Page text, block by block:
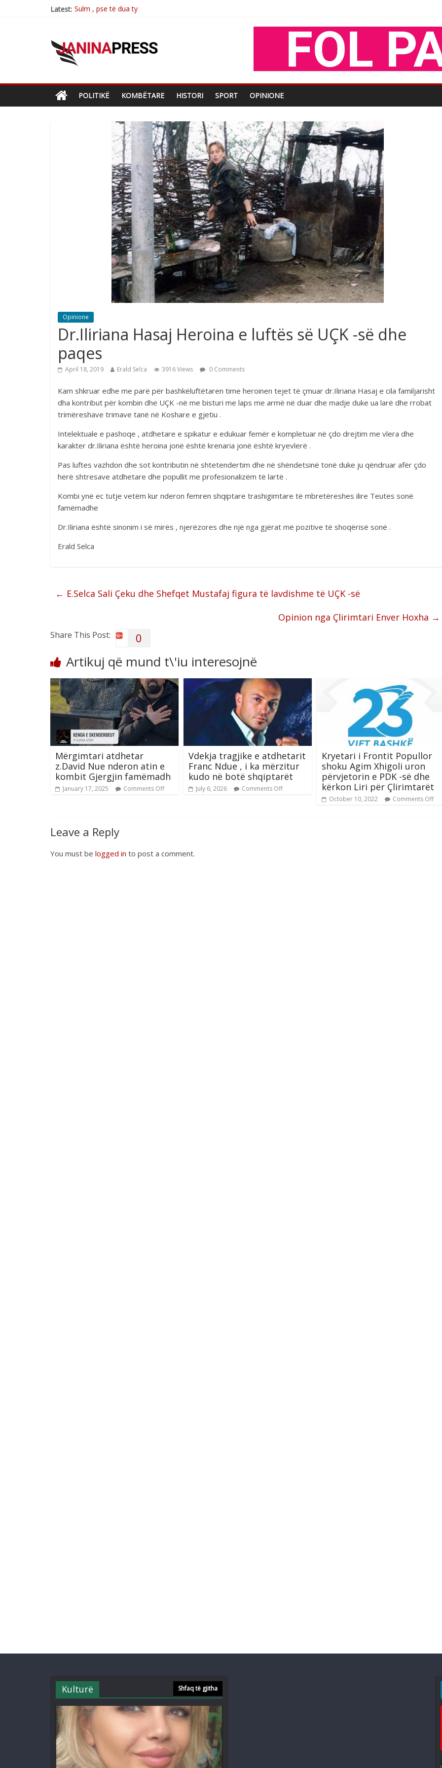
Latest: Postim me vlera nga artistja e mirëfilltë Mimoza Gjoni
Brahim Çekaj njē veprimtar i respektuar i çeshtjës kombëtare
POLITIKË KOMBËTARE HISTORI SPORT OPINIONE
Opinione
Dr.Iliriana Hasaj Heroina e luftës së UÇK -së dhe
paqes
April 18, 2019 Erald Selca 3916 Views 0 Comments
Kam shkruar edhe me parë për bashkëluftëtaren time heroinen tejet të çmuar dr.Iliriana Hasaj e cila familjarisht
dha kontribut për kombin dhe UÇK -në me bisturi me laps me armë në duar dhe madje duke ua larë dhe rrobat
trimëreshave trimave tanë në Koshare e gjetiu .
Intelektuale e pashoqe , atdhetare e spikatur e edukuar femër e kompletuar në çdo drejtim me vlera dhe
karakter dr.Iliriana është heroina jonë është krenaria jonë është kryevlerë .
Pas luftes vazhdon dhe sot kontributin në shtetendertim dhe në shëndetsinë tonë duke ju qëndruar afër çdo
herë shtresave atdhetare dhe popullit me profesionalizëm të lartë .
Kombi ynë ec tutje vetëm kur nderon femren shqiptare trashigimtare të mbretëreshes ilire Teutes sonë
famëmadhe
Dr.Iliriana është sinonim i së mirës , njerëzores dhe një nga gjërat më pozitive të shoqërisë sonë .
Erald Selca
← E.Selca Sali Çeku dhe Shefqet Mustafaj figura të lavdishme të UÇK -së
Opinion nga Çlirimtari Enver Hoxha →
Share This Post: 0
Artikuj që mund t\'iu interesojnë
Mërgimtari atdhetar
z.David Nue nderon atin e
kombit Gjergjin famëmadh
January 17, 2025 Comments Off
Vdekja tragjike e atdhetarit
Franc Ndue , i ka mërzitur
kudo në botë shqiptarët
July 6, 2026 Comments Off
Kryetari i Frontit Popullor
shoku Agim Xhigoli uron
përvjetorin e PDK -së dhe
kërkon Liri për Çlirimtarët
October 10, 2022 Comments Off
Leave a Reply
You must be logged in to post a comment.
Kulturë Shfaq të gjitha